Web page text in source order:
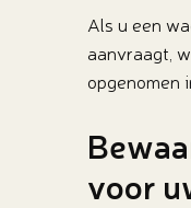
Als u een
aanvraagt,
opgenomen
voor